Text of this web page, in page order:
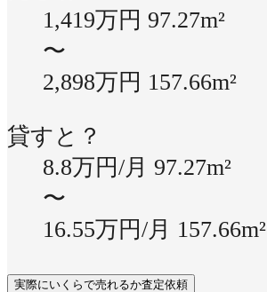
1,419万円 97.27m²
〜
2,898万円 157.66m²
貸すと？
8.8万円/月 97.27m²
〜
16.55万円/月 157.66m²
実際にいくらで売れるか査定依頼